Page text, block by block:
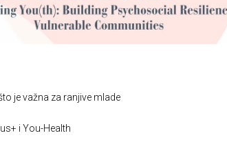
je važna za ranjive mlade
i You-Health